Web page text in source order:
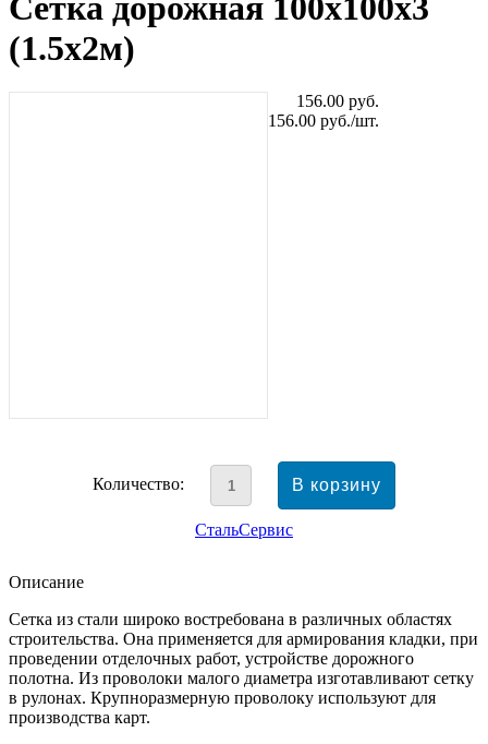
(1.5x2м)
156.00 руб.
156.00 руб./шт.
Количество:
СтальСервис
Описание
Сетка из стали широко востребована в различных областях
строительства. Она применяется для армирования кладки, при
проведении отделочных работ, устройстве дорожного
полотна. Из проволоки малого диаметра изготавливают сетку
в рулонах. Крупноразмерную проволоку используют для
производства карт.